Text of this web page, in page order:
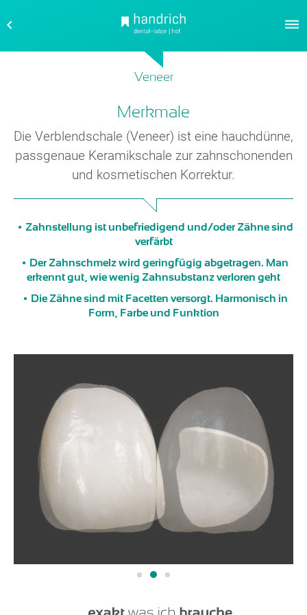
Veneer
Merkmale
Die Verblendschale (Veneer) ist eine hauchdünne,
passgenaue Keramikschale zur zahnschonenden
und kosmetischen Korrektur.
Zahnstellung ist unbefriedigend und/oder Zähne sind
verfärbt
Der Zahnschmelz wird geringfügig abgetragen. Man
erkennt gut, wie wenig Zahnsubstanz verloren geht
Die Zähne sind mit Facetten versorgt. Harmonisch in
Form, Farbe und Funktion